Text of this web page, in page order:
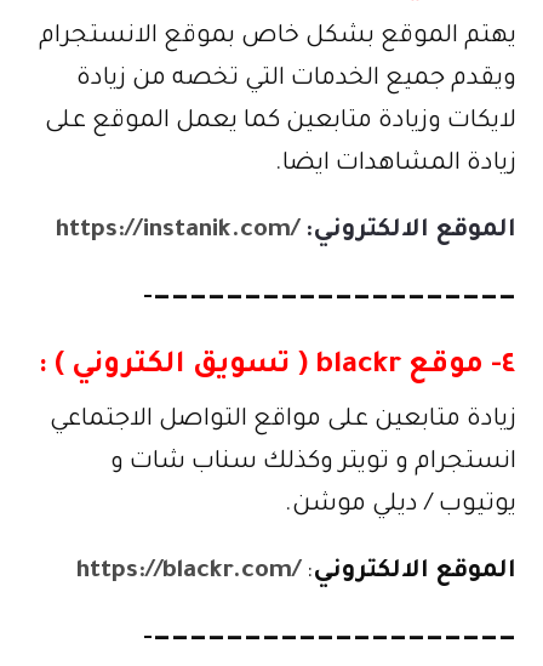
يهتم الموقع بشكل خاص بموقع الانستجرام
ويقدم جميع الخدمات التي تخصه من زيادة
لايكات وزيادة متابعين كما يعمل الموقع على
زيادة المشاهدات ايضا.
https://instanik.com/:الموقع الالكتروني
————————————————————-
٤- موقع blackr ( تسويق الكتروني ) :
زيادة متابعين على مواقع التواصل الاجتماعي
انستجرام و تويتر وكذلك سناب شات و
يوتيوب / ديلي موشن.
https://blackr.com/:الموقع الالكتروني
————————————————————-